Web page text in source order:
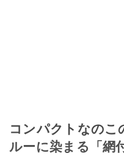
コンパクトなの
ルーに染まる「網